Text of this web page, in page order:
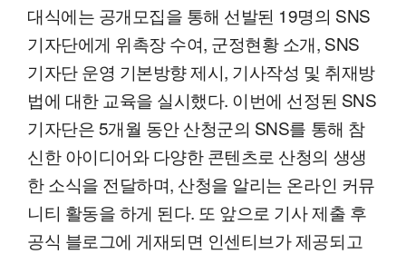
대식에는 공개모집을 통해 선발된 19명의 SNS
기자단에게 위촉장 수여, 군정현황 소개, SNS
기자단 운영 기본방향 제시, 기사작성 및 취재방
법에 대한 교육을 실시했다. 이번에 선정된 SNS
기자단은 5개월 동안 산청군의 SNS를 통해 참
신한 아이디어와 다양한 콘텐츠로 산청의 생생
한 소식을 전달하며, 산청을 알리는 온라인 커뮤
니티 활동을 하게 된다. 또 앞으로 기사 제출 후
공식 블로그에 게재되면 인센티브가 제공되고